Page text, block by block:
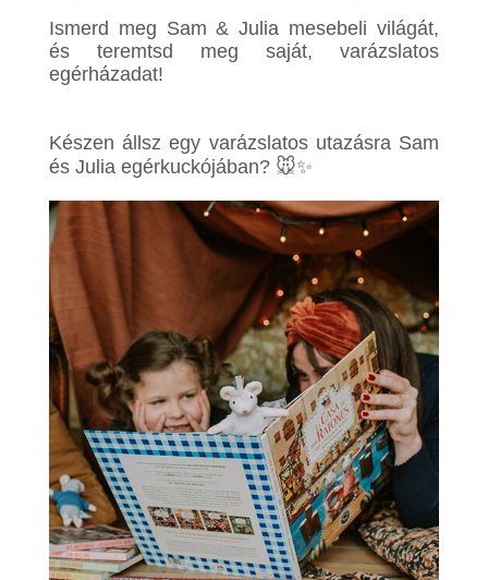
Ismerd meg Sam & Julia mesebeli világát,
és teremtsd meg saját, varázslatos
egérházadat!
Készen állsz egy varázslatos utazásra Sam
és Julia egérkuckójában? 🐭✨